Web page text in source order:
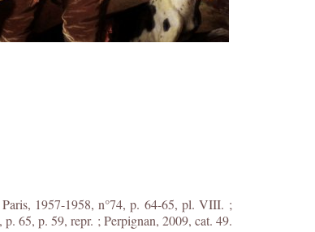
1957-1958, n°74, p. 64-65, pl. VIII. ;
65, p. 59, repr. ; Perpignan, 2009, cat. 49.